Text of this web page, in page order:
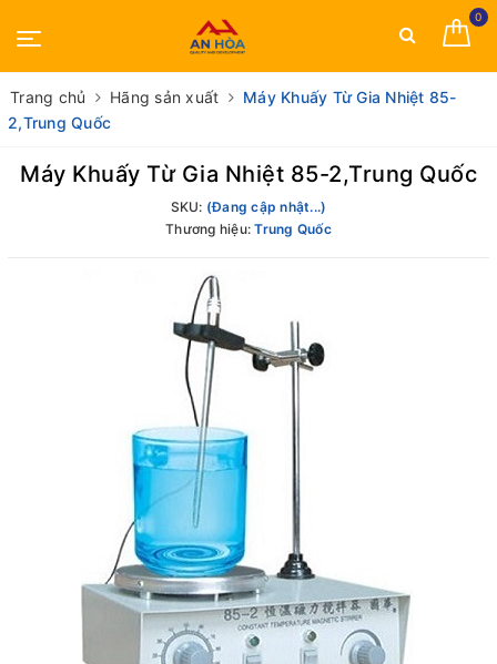
0
Trang chủ Hãng sản xuất
Máy Khuấy Từ Gia Nhiệt 85-
2,Trung Quốc
Máy Khuấy Từ Gia Nhiệt 85-2,Trung Quốc
SKU: (Đang cập nhật...)
Thương hiệu:Trung Quốc